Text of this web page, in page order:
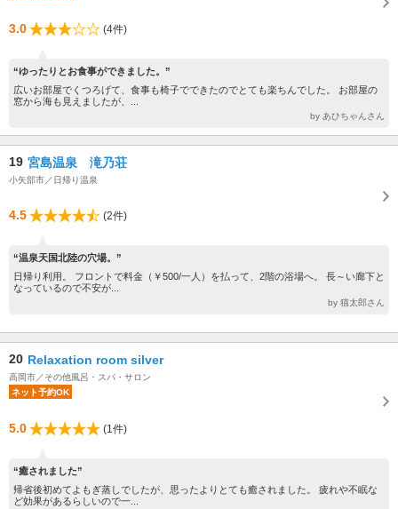
3.0 (4件)
“ゆったりとお食事ができました。”
広いお部屋でくつろげて、食事も椅子でできたのでとても楽ちんでした。 お部屋の
窓から海も見えましたが、...
by あひちゃんさん
19 宮島温泉 滝乃荘
小矢部市／日帰り温泉
4.5 (2件)
“温泉天国北陸の穴場。”
日帰り利用。 フロントで料金（￥500/一人）を払って、2階の浴場へ。 長～い廊下と
なっているので不安が...
by 猫太郎さん
20 Relaxation room silver
高岡市／その他風呂・スパ・サロン
ネット予約OK
5.0 (1件)
“癒されました”
帰省後初めてよもぎ蒸しでしたが、思ったよりとても癒されました。 疲れや不眠な
ど効果があるらしいので一...